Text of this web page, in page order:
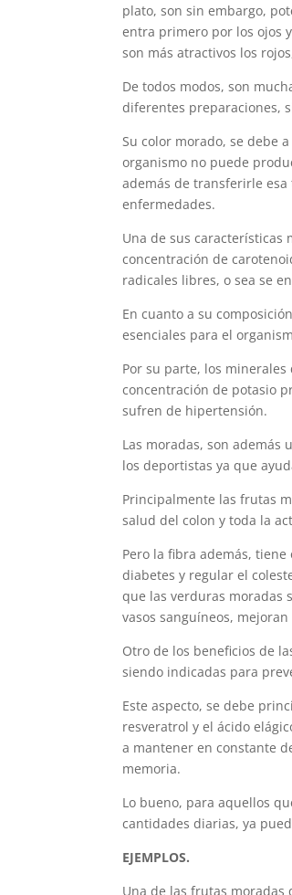
plato, son sin embargo,
entra primero por los ojos
son más atractivos los
De todos modos, son
diferentes preparaciones,
Su color morado, se debe
organismo no puede
además de transferirle
enfermedades.
Una de sus características
concentración de
radicales libres, o sea se
En cuanto a su
esenciales para el
Por su parte, los
concentración de potasio
sufren de hipertensión.
Las moradas, son
los deportistas ya que
Principalmente las frutas
salud del colon y toda la
Pero la fibra además,
diabetes y regular el
que las verduras moradas
vasos sanguíneos,
Otro de los beneficios de
siendo indicadas para
Este aspecto, se debe
resveratrol y el ácido
a mantener en constante
memoria.
Lo bueno, para aquellos
cantidades diarias, ya
EJEMPLOS.
Una de las frutas moradas